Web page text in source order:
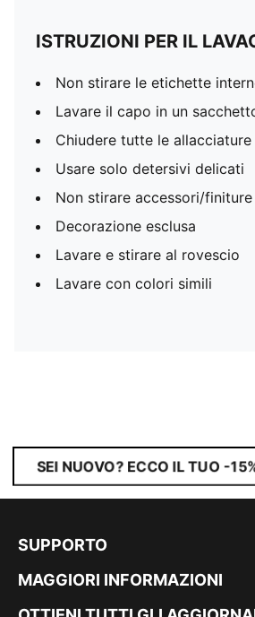
ISTRUZIONI PER IL
Non stirare le etichette
Lavare il capo in un
Chiudere tutte le allacciature
Usare solo detersivi delicati
Non stirare accessori/finiture
Decorazione esclusa
Lavare e stirare al rovescio
Lavare con colori simili
SEI NUOVO? ECCO IL TUO -
SUPPORTO
MAGGIORI INFORMAZIONI